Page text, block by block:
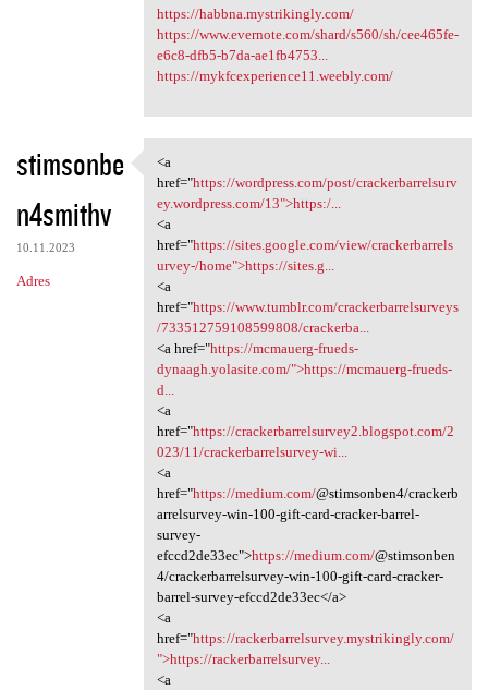
https://habbna.mystrikingly.com/
https://www.evernote.com/shard/s560/sh/cee465fe-
e6c8-dfb5-b7da-ae1fb4753...
https://mykfcexperience11.weebly.com/
stimsonbe
n4smithv
10.11.2023
Adres
<a href="https://wordpress
<a
href="https://wordpress.com/post/crackerbarrelsurv
ey.wordpress.com/13">https:/...
<a
href="https://sites.google.com/view/crackerbarrels
urvey-/home">https://sites.g...
<a
href="https://www.tumblr.com/crackerbarrelsurveys
/733512759108599808/crackerba...
<a href="https://mcmauerg-frueds-
dynaagh.yolasite.com/">https://mcmauerg-frueds-
d...
<a
href="https://crackerbarrelsurvey2.blogspot.com/2
023/11/crackerbarrelsurvey-wi...
<a
href="https://medium.com/@stimsonben4/crackerb
arrelsurvey-win-100-gift-card-cracker-barrel-
survey-
efccd2de33ec">https://medium.com/@stimsonben
4/crackerbarrelsurvey-win-100-gift-card-cracker-
barrel-survey-efccd2de33ec</a>
<a
href="https://rackerbarrelsurvey.mystrikingly.com/
">https://rackerbarrelsurvey...
<a